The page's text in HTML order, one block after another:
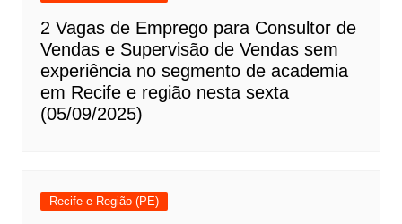
2 Vagas de Emprego para Consultor de
Vendas e Supervisão de Vendas sem
experiência no segmento de academia
em Recife e região nesta sexta
(05/09/2025)
Recife e Região (PE)